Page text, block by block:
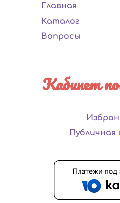
Главная
Каталог
Вопросы
Кабинет
Публичная